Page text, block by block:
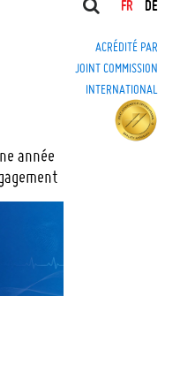
FR DE
ACRÉDITÉ PAR
JOINT COMMISSION
INTERNATIONAL
année